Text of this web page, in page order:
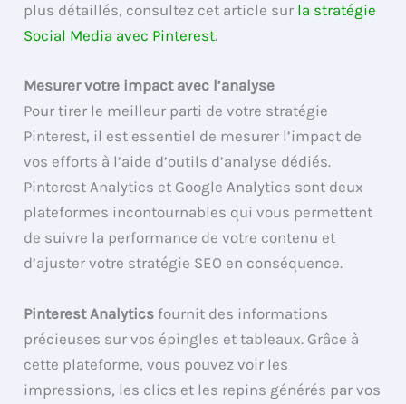
plus détaillés, consultez cet article sur la stratégie
Social Media avec Pinterest.
Mesurer votre impact avec l’analyse
Pour tirer le meilleur parti de votre stratégie
Pinterest, il est essentiel de mesurer l’impact de
vos efforts à l’aide d’outils d’analyse dédiés.
Pinterest Analytics et Google Analytics sont deux
plateformes incontournables qui vous permettent
de suivre la performance de votre contenu et
d’ajuster votre stratégie SEO en conséquence.
Pinterest Analytics fournit des informations
précieuses sur vos épingles et tableaux. Grâce à
cette plateforme, vous pouvez voir les
impressions, les clics et les repins générés par vos